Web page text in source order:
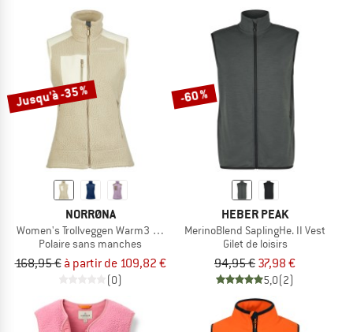
Jusqu'à -35 %
NORRØNA
Women's Trollveggen Warm3 Vest
Polaire sans manches
168,95 € à partir de 109,82 €
(0)
-60 %
HEBER PEAK
MerinoBlend SaplingHe. II Vest
Gilet de loisirs
94,95 € 37,98 €
5,0(2)